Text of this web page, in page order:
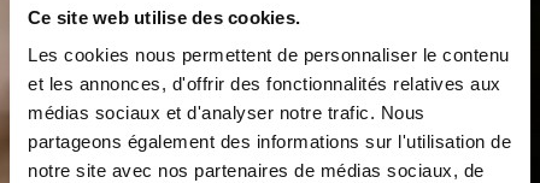
Ce site web utilise des cookies.
Les cookies nous permettent de personnaliser le contenu
et les annonces, d'offrir des fonctionnalités relatives aux
médias sociaux et d'analyser notre trafic. Nous
partageons également des informations sur l'utilisation de
notre site avec nos partenaires de médias sociaux, de